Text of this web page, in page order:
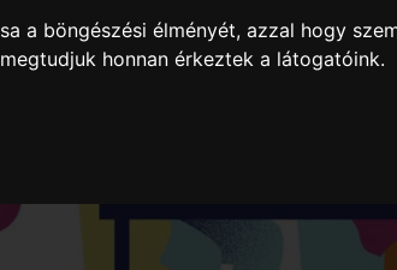
a böngészési élményét, azzal hogy
honnan érkeztek a látogatóink.